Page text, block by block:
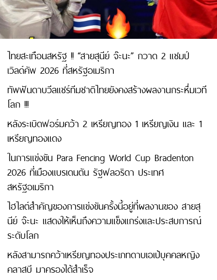
ไทยสะเทือนสหรัฐ !! “สายสุนีย์ จ๊ะนะ” กวาด 2 แชมป์
เวิลด์คัพ 2026 ที่สหรัฐอเมริกา
ทัพฟันดาบวีลแชร์ทีมชาติไทยยังคงสร้างผลงานกระหึ่มเวที
โลก !!!
หลังระเบิดฟอร์มคว้า 2 เหรียญทอง 1 เหรียญเงิน และ 1
เหรียญทองแดง
ในการแข่งขัน Para Fencing World Cup Bradenton
2026 ที่เมืองแบรเดนตัน รัฐฟลอริดา ประเทศ
สหรัฐอเมริกา
ไฮไลต์สำคัญของการแข่งขันครั้งนี้อยู่ที่ผลงานของ สายสุ
นีย์ จ๊ะนะ แสดงให้เห็นถึงความแข็งแกร่งและประสบการณ์
ระดับโลก
หลังสามารถคว้าเหรียญทองประเภทดาบเอเป้บุคคลหญิง
คลาสบี มาครองได้สำเร็จ